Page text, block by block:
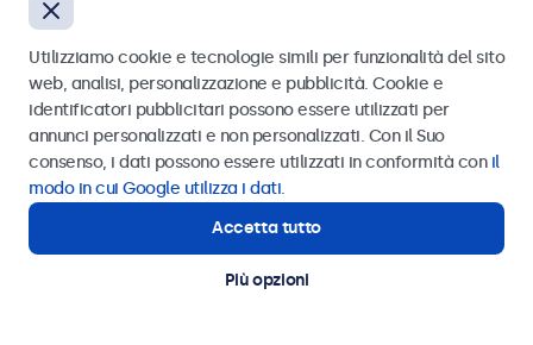
€ 359,00
Visualizza
Aggiungi al carrello
Inviare
Oppure chiamaci al
Contatta i nostri esperti
Utilizziamo cookie e tecnologie simili per funzionalità del sito
web, analisi, personalizzazione e pubblicità. Cookie e
identificatori pubblicitari possono essere utilizzati per
annunci personalizzati e non personalizzati. Con il Suo
consenso, i dati possono essere utilizzati in conformità con il
modo in cui Google utilizza i dati.
Accetta tutto
Più opzioni